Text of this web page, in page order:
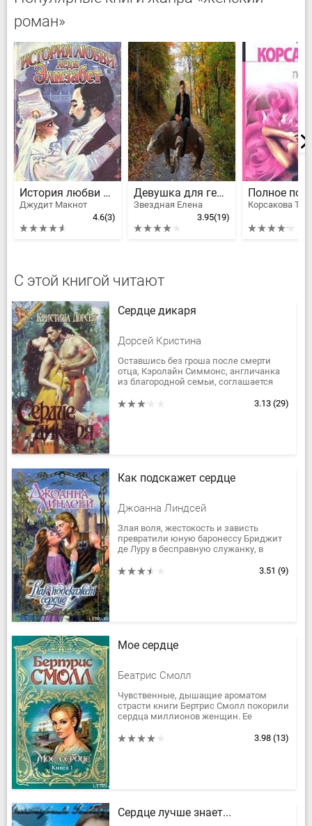
роман»
История любви леди Элизабет
Джудит Макнот
4.6(3)
Девушка для героя, или Как я свахой подрабатывала
Звездная Елена
3.95(19)
Корсакова
С этой книгой читают
Сердце дикаря
Дорсей Кристина
Оставшись без гроша после смерти
отца, Кэролайн Симмонс, англичанка
из благородной семьи, соглашается
которого ни разу не видела, и...
3.13 (29)
Как подскажет сердце
Джоанна Линдсей
Злая воля, жестокость и зависть
превратили юную баронессу Бриджит
де Луру в бесправную служанку, в
Монтвилльского, о грубости...
3.51 (9)
Мое сердце
Беатрис Смолл
Чувственные, дышащие ароматом
страсти книги Бертрис Смолл покорили
сердца миллионов женщин. Ее
бестселлерами и пользуются во всем
3.98 (13)
Сердце лучше знает...